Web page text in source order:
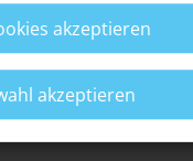
hole dir Hilfe. Sprich
gibt auch Hilfeangebote,
akzeptieren
akzeptieren